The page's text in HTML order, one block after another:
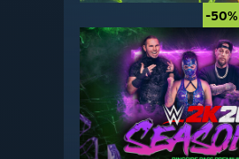
-50%